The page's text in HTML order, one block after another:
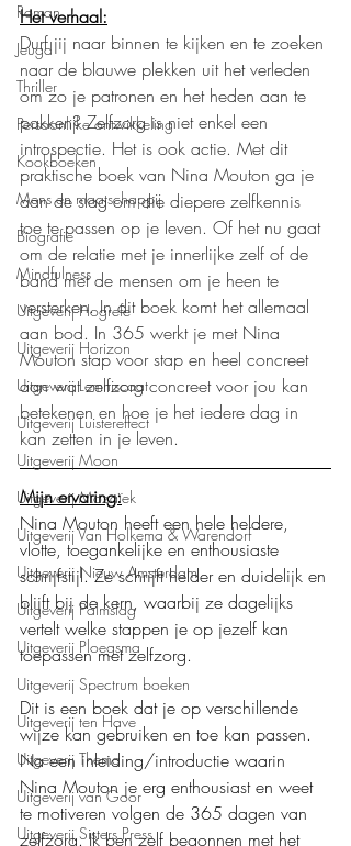
Roman
Jeugd
Thriller
Persoonlijke ontwikkeling
Kookboeken
Mens en maatschappij
Biografie
Mindfulness
Uitgeverij Hogrefe
Uitgeverij Horizon
Uitgeverij Lemniscaat
Uitgeverij Luistereffect
Uitgeverij Moon
Uitgeverij Mozaïek
Uitgeverij Van Holkema & Warendorf
Uitgeverij Nieuw Amsterdam
Uitgeverij Palmslag
Uitgeverij Ploegsma
Uitgeverij Spectrum boeken
Uitgeverij ten Have
Uitgeverij Thema
Uitgeverij van Goor
Uitgeverij Sisters Press
Het verhaal:
Durf jij naar binnen te kijken en te zoeken
naar de blauwe plekken uit het verleden
om zo je patronen en het heden aan te
pakken? Zelfzorg is niet enkel een
introspectie. Het is ook actie. Met dit
praktische boek van Nina Mouton ga je
aan de slag om die diepere zelfkennis
toe te passen op je leven. Of het nu gaat
om de relatie met je innerlijke zelf of de
band met de mensen om je heen te
versterken. In dit boek komt het allemaal
aan bod. In 365 werkt je met Nina
Mouton stap voor stap en heel concreet
aan wat zelfzorg concreet voor jou kan
betekenen en hoe je het iedere dag in
kan zetten in je leven.
Mijn ervaring:
Nina Mouton heeft een hele heldere,
vlotte, toegankelijke en enthousiaste
schrijfstijl. Ze schrijft helder en duidelijk en
blijft bij de kern, waarbij ze dagelijks
vertelt welke stappen je op jezelf kan
toepassen met zelfzorg.
Dit is een boek dat je op verschillende
wijze kan gebruiken en toe kan passen.
Na een inleiding/introductie waarin
Nina Mouton je erg enthousiast en weet
te motiveren volgen de 365 dagen van
zelfzorg. Ik ben zelf begonnen met het